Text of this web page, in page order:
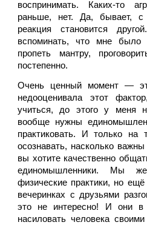
воспринимать. Каких-то
раньше, нет. Да, бывает, с
реакция становится
вспоминать, что мне было
пропеть мантру,
постепенно.
Очень ценный момент —
недооценивала этот
учиться, до этого у меня
вообще нужны
практиковать. И только на
осознавать, насколько
вы хотите качественно
единомышленники. Мы
физические практики, но
вечеринках с друзьями
это не интересно! И они
насиловать человека